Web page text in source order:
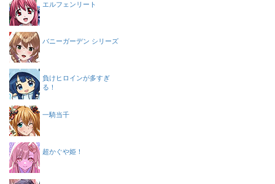
エルフェンリート
バニーガーデン シリーズ
負けヒロインが多すぎ
る！
一騎当千
超かぐや姫！